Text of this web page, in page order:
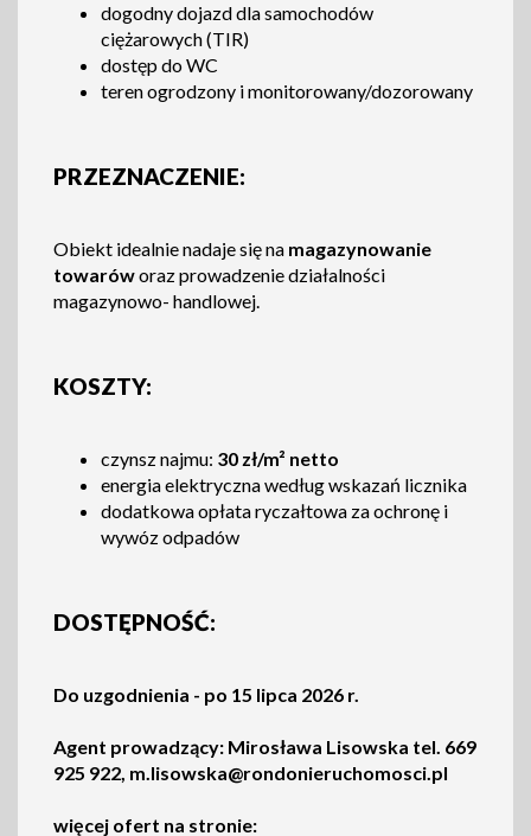
dogodny dojazd dla samochodów
ciężarowych (TIR)
dostęp do WC
teren ogrodzony i monitorowany/dozorowany
PRZEZNACZENIE:
Obiekt idealnie nadaje się na magazynowanie
towaróworaz prowadzenie działalności
magazynowo- handlowej.
KOSZTY:
czynsz najmu: 30 zł/m² netto
energia elektryczna według wskazań licznika
dodatkowa opłata ryczałtowa za ochronę i
wywóz odpadów
DOSTĘPNOŚĆ:
Do uzgodnienia - po 15 lipca 2026 r.
Agent prowadzący: Mirosława Lisowska tel. 669
925 922, m.lisowska@rondonieruchomosci.pl
więcej ofert na stronie: